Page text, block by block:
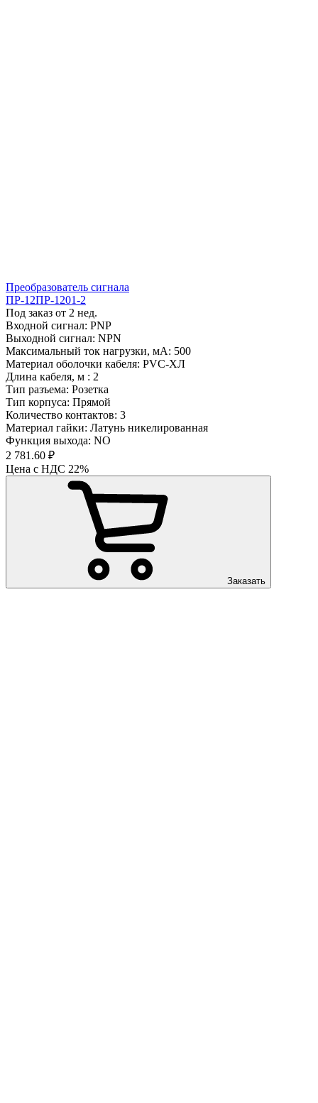
Преобразователь сигнала
ПР-12ПР-1201-2
Под заказ от 2 нед.
Входной сигнал: PNP
Выходной сигнал: NPN
Максимальный ток нагрузки, мА: 500
Материал оболочки кабеля: PVC-ХЛ
Длина кабеля, м : 2
Тип разъема: Розетка
Тип корпуса: Прямой
Количество контактов: 3
Материал гайки: Латунь никелированная
Функция выхода: NO
2 781.60 ₽
Цена с НДС 22%
Заказать